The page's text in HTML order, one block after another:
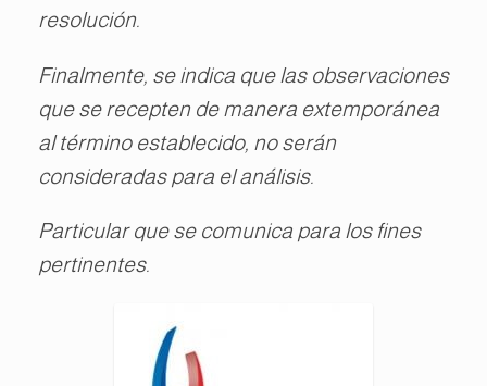
resolución.
Finalmente, se indica que las observaciones
que se recepten de manera extemporánea
al término establecido, no serán
consideradas para el análisis.
Particular que se comunica para los fines
pertinentes.